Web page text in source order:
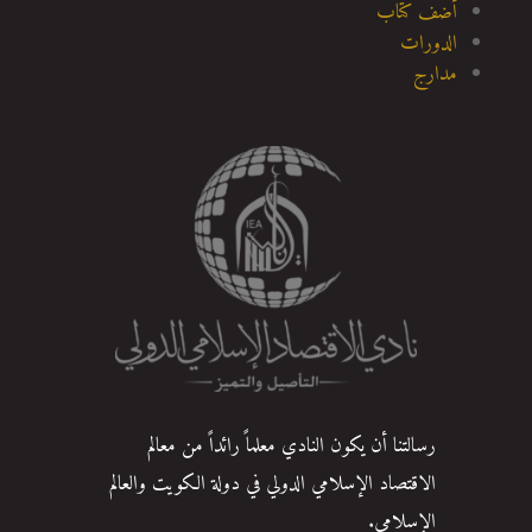
أضف كتاب
الدورات
مدارج
رسالتنا أن يكون النادي معلماً رائداً من معالم
الاقتصاد الإسلامي الدولي في دولة الكويت والعالم
الإسلامي.